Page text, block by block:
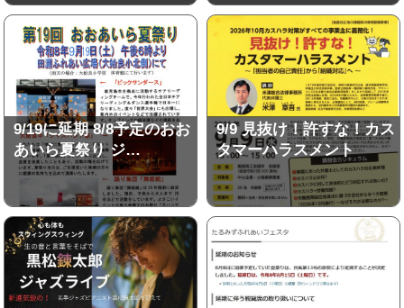
9/19に延期 8/8予定のおお
あいら夏祭り ジ…
9/9 見抜け！許すな！カス
タマーハラスメント